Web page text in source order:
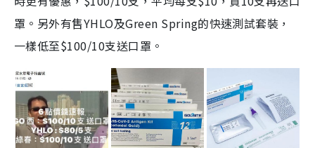
罩。另外有售YHLO及Green Spring的快速測試套裝，
一樣低至$100/10支送口罩。